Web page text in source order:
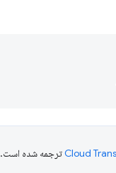
ترجمه شده است.